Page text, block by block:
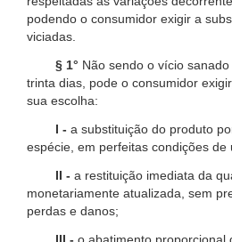
podendo o consumidor exigir a
viciadas.
§ 1° Não sendo o vício
trinta dias, pode o consumidor
sua escolha:
I - a substituição do produto
espécie, em perfeitas condições de
II - a restituição imediata da
monetariamente atualizada, sem
perdas e danos;
III - o abatimento proporcional